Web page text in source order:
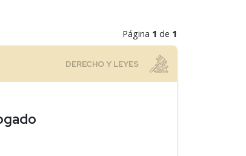
Página 1 de 1